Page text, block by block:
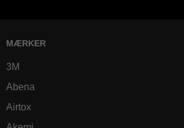
MÆRKER
3M
Abena
Airtox